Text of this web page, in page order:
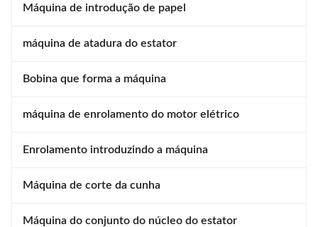
Máquina de introdução de papel
máquina de atadura do estator
Bobina que forma a máquina
máquina de enrolamento do motor elétrico
Enrolamento introduzindo a máquina
Máquina de corte da cunha
Máquina do conjunto do núcleo do estator